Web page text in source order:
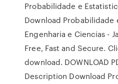
Probabilidade e
Download Probabilidade
Engenharia e Ciencias -
Free, Fast and Secure.
download. DOWNLOAD
Description Download